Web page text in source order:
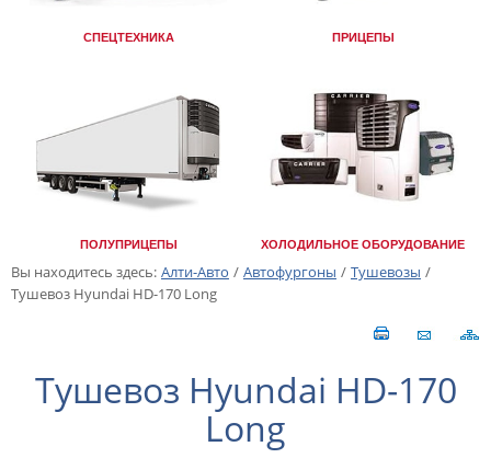
СПЕЦТЕХНИКА ПРИЦЕПЫ
ПОЛУПРИЦЕПЫ ХОЛОДИЛЬНОЕ ОБОРУДОВАНИЕ
Вы находитесь здесь: Алти-Авто / Автофургоны / Тушевозы /
Тушевоз Hyundai HD-170 Long
Тушевоз Hyundai HD-170
Long